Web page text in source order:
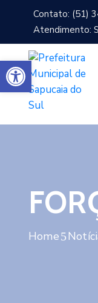
Contato: (51)
Atendimento:
Home
Abrir a